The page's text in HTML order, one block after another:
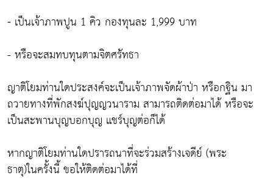
⁃ เป็นเจ้าภาพปูน 1 คิว กองทุนละ 1,999 บาท
- หรือจะสมทบทุนตามจิตศรัทธา
ญาติโยมท่านใดประสงค์จะเป็นเจ้าภาพจัดผ้าป่า หรือกฐิน มา
ถวายทางที่พักสงฆ์ปุญญวนาราม สามารถติดต่อมาได้ หรือจะ
เป็นสะพานบุญบอกบุญ แชร์บุญต่อก็ได้
หากญาติโยมท่านใดปรารถนาที่จะร่วมสร้างเจดีย์ (พระ
ธาตุ)ในครั้งนี้ ขอให้ติดต่อมาได้ที่